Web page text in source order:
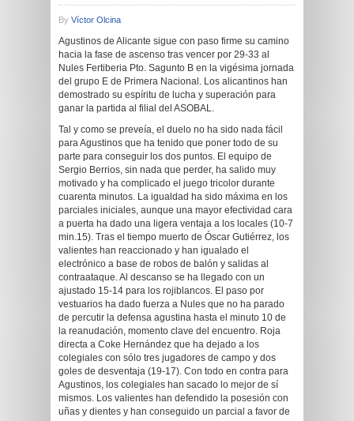
By Víctor Olcina
Agustinos de Alicante sigue con paso firme su camino
hacia la fase de ascenso tras vencer por 29-33 al
Nules Fertiberia Pto. Sagunto B en la vigésima jornada
del grupo E de Primera Nacional. Los alicantinos han
demostrado su espíritu de lucha y superación para
ganar la partida al filial del ASOBAL.
Tal y como se preveía, el duelo no ha sido nada fácil
para Agustinos que ha tenido que poner todo de su
parte para conseguir los dos puntos. El equipo de
Sergio Berrios, sin nada que perder, ha salido muy
motivado y ha complicado el juego tricolor durante
cuarenta minutos. La igualdad ha sido máxima en los
parciales iniciales, aunque una mayor efectividad cara
a puerta ha dado una ligera ventaja a los locales (10-7
min.15). Tras el tiempo muerto de Óscar Gutiérrez, los
valientes han reaccionado y han igualado el
electrónico a base de robos de balón y salidas al
contraataque. Al descanso se ha llegado con un
ajustado 15-14 para los rojiblancos. El paso por
vestuarios ha dado fuerza a Nules que no ha parado
de percutir la defensa agustina hasta el minuto 10 de
la reanudación, momento clave del encuentro. Roja
directa a Coke Hernández que ha dejado a los
colegiales con sólo tres jugadores de campo y dos
goles de desventaja (19-17). Con todo en contra para
Agustinos, los colegiales han sacado lo mejor de sí
mismos. Los valientes han defendido la posesión con
uñas y dientes y han conseguido un parcial a favor de